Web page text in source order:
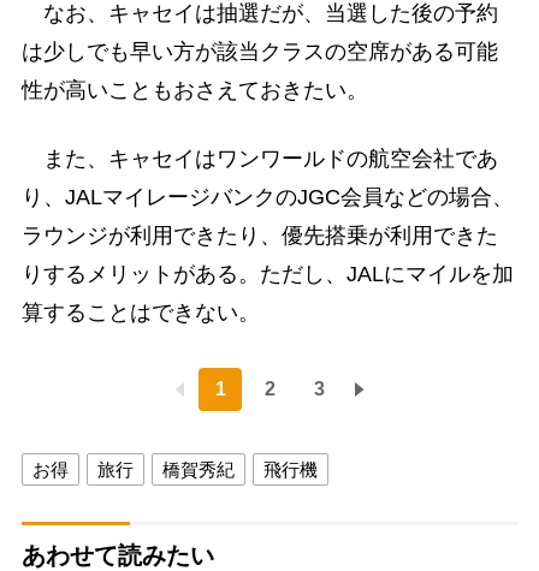
なお、キャセイは抽選だが、当選した後の予約
は少しでも早い方が該当クラスの空席がある可能
性が高いこともおさえておきたい。
また、キャセイはワンワールドの航空会社であ
り、JALマイレージバンクのJGC会員などの場合、
ラウンジが利用できたり、優先搭乗が利用できた
りするメリットがある。ただし、JALにマイルを加
算することはできない。
1 2 3
お得 旅行 橋賀秀紀 飛行機
あわせて読みたい